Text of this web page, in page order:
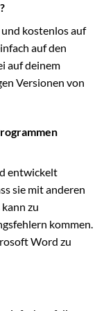
kostenlos auf
auf den
auf deinem
Versionen von
entwickelt
sie mit anderen
zu
kommen.
Word zu